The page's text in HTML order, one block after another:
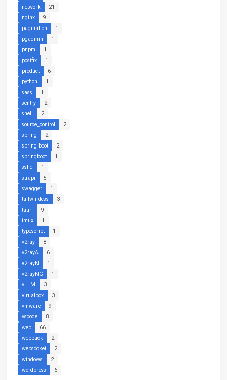
network
21
nginx
9
pagination
1
pgadmin
1
pnpm
1
postfix
1
product
6
python
1
sass
1
sentry
2
shell
2
source_control
2
spring
2
spring boot
2
springboot
1
sshd
1
strapi
5
swagger
1
tailwindcss
3
tauri
9
tmux
1
typescript
1
v2ray
8
v2rayA
6
v2rayN
1
v2rayNG
1
vLLM
3
virualbox
3
vmware
9
vscode
8
web
66
webpack
2
websocket
2
windows
2
wordpress
6